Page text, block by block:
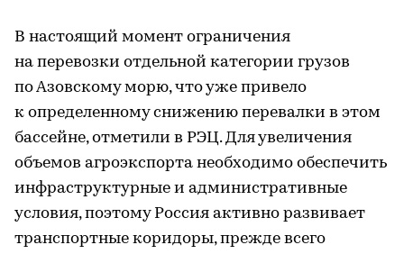
В настоящий момент ограничения
на перевозки отдельной категории грузов
по Азовскому морю, что уже привело
к определенному снижению перевалки в этом
бассейне, отметили в РЭЦ. Для увеличения
объемов агроэкспорта необходимо обеспечить
инфраструктурные и административные
условия, поэтому Россия активно развивает
транспортные коридоры, прежде всего